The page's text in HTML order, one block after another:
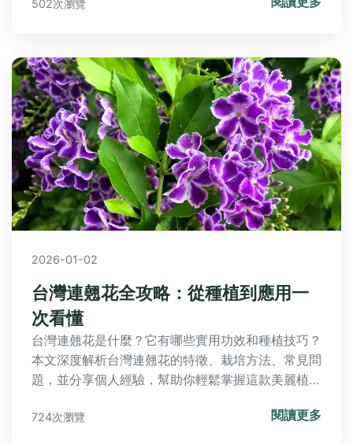
502次瀏覽
2026-01-02
台灣連翹花全攻略：從種植到應用一
次看懂
台灣連翹花是什麼？它有哪些實用功效和種植技巧？
本文深度解析台灣連翹花的特徵、栽培方法、常見問
題，並分享個人經驗，幫助你輕鬆掌握這款美麗植
724次瀏覽 閱讀更多